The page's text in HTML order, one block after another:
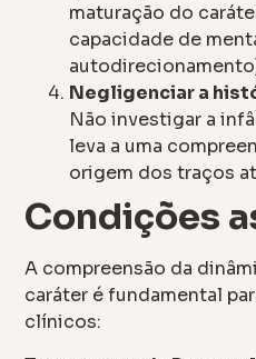
maturação do
capacidade de
Negligenciar a
Não investigar a
leva a uma
origem dos traços
Condições
A compreensão da
caráter é fundamental
clínicos: